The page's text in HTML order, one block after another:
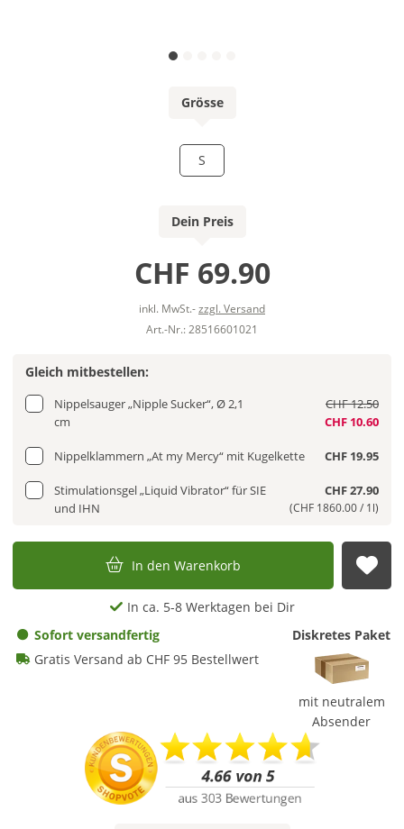
Grösse
S
Dein Preis
CHF 69.90
inkl. MwSt.-zzgl. Versand
Art.-Nr.: 28516601021
Gleich mitbestellen:
Nippelsauger „Nipple Sucker“, Ø 2,1
cm
CHF 12.50
CHF 10.60
Nippelklammern „At my Mercy“ mit Kugelkette CHF 19.95
Stimulationsgel „Liquid Vibrator“ für SIE
und IHN
CHF 27.90
(CHF 1860.00 / 1l)
In den Warenkorb
In ca. 5-8 Werktagen bei Dir
Sofort versandfertig
Gratis Versand ab CHF 95 Bestellwert
Diskretes Paket
mit neutralem
Absender